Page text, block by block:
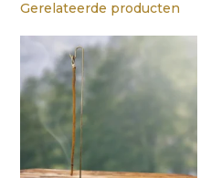
Gerelateerde producten